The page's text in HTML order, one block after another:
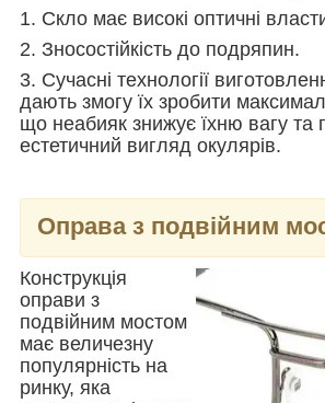
1. Скло має високі оптичні
2. Зносостійкість до подряпин.
3. Сучасні технології
дають змогу їх зробити
що неабияк знижує їхню вагу та
естетичний вигляд окулярів.
Оправа з подвійним
Конструкція
оправи з
подвійним мостом
має величезну
популярність на
ринку, яка